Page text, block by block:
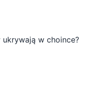
w choince?